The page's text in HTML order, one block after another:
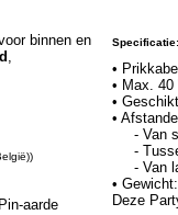
binnen en
,
aarde
Specificatie:
•
• Max.
•
•
- Van
-
- Van
•
Deze